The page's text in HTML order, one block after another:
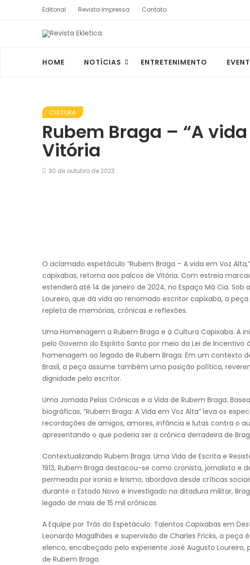
Editorial Revista Impressa Contato
HOME NOTÍCIAS ENTRETENIMENTO
CULTURA
Rubem Braga – “A
Vitória
30 de outubro de 2023
O aclamado espetáculo “Rubem Braga – A vida em Voz
capixabas, retorna aos palcos de Vitória. Com estreia
estenderá até 14 de janeiro de 2024, no Espaço Má Cia.
Loureiro, que dá vida ao renomado escritor capixaba, a
repleta de memórias, crônicas e reflexões.
Uma Homenagem a Rubem Braga e à Cultura Capixaba. A
pelo Governo do Espírito Santo por meio da Lei de
homenagem ao legado de Rubem Braga. Em um contexto
Brasil, a peça assume também uma posição política,
dignidade pelo escritor.
Uma Jornada Pelas Crônicas e a Vida de Rubem Braga.
biográficas, “Rubem Braga: A Vida em Voz Alta” leva os
recordações de amigos, amores, infância e lutas contra o
apresentando o que poderia ser a crônica derradeira de
Contextualizando Rubem Braga: Uma Vida de Escrita e
1913, Rubem Braga destacou-se como cronista, jornalista e
permeada por ironia e lirismo, abordava desde críticas
durante o Estado Novo e investigado na ditadura militar,
legado de mais de 15 mil crônicas.
A Equipe por Trás do Espetáculo: Talentos Capixabas em
Leonardo Magalhães e supervisão de Charles Fricks, a
elenco, encabeçado pelo experiente José Augusto
de Rubem Braga.